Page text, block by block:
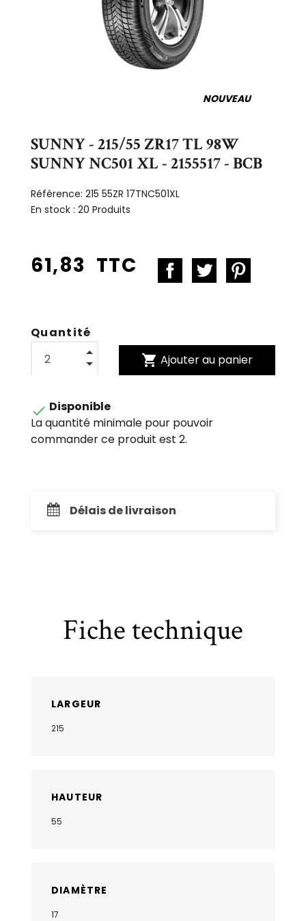
NOUVEAU
SUNNY - 215/55 ZR17 TL 98W
SUNNY NC501 XL - 2155517 - BCB
Référence: 215 55ZR 17TNC501XL
En stock : 20 Produits
61,83 TTC
Quantité
shopping_cart Ajouter au panier
 Disponible
La quantité minimale pour pouvoir
commander ce produit est 2.
Délais de livraison
Fiche technique
LARGEUR
215
HAUTEUR
55
DIAMÈTRE
17